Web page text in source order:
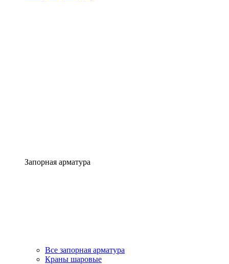
Запорная арматура
Все запорная арматура
Краны шаровые